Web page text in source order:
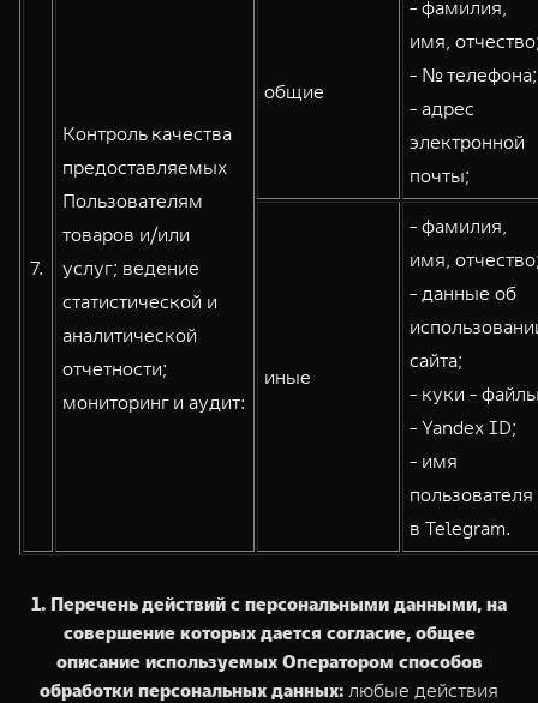
7.
Контроль качества
предоставляемых
Пользователям
товаров и/или
услуг; ведение
статистической и
аналитической
отчетности;
мониторинг и аудит:
общие
- фамилия,
имя,
- № телефона;
- адрес
электронной
почты;
иные
- фамилия,
имя,
- данные об
сайта;
- куки -
- Yandex ID;
- имя
пользователя
в Telegram.
1. Перечень действий с персональными данными, на
совершение которых дается согласие, общее
описание используемых Оператором способов
обработки персональных данных: любые действия